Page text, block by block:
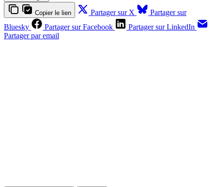
Copier le lien Partager sur X
Partager sur
Bluesky
Partager sur Facebook
Partager sur LinkedIn
Partager par email